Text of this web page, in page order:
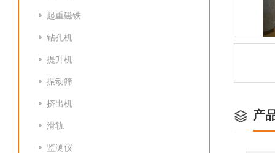
起重磁铁
钻孔机
提升机
振动筛
挤出机
滑轨
监测仪
产